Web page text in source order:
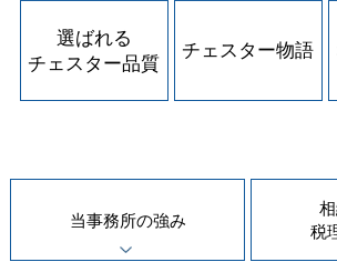
選ばれる
チェスター品質
チェスター物語
当事務所の強み
税